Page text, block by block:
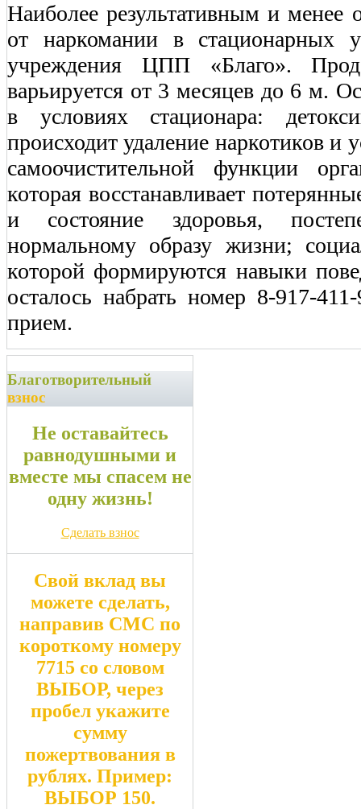
Наиболее результативным и менее
от наркомании в стационарных
учреждения ЦПП «Благо».
варьируется от 3 месяцев до 6 м.
в условиях стационара:
происходит удаление наркотиков и
самоочистительной функции
которая восстанавливает
и состояние здоровья,
нормальному образу жизни;
которой формируются навыки
осталось набрать номер 8-917-
прием.
Благотворительный
взнос
Не оставайтесь
равнодушными и
вместе мы спасем не
одну жизнь!
Сделать взнос
Свой вклад вы
можете сделать,
направив СМС по
короткому номеру
7715 со словом
ВЫБОР, через
пробел укажите
сумму
пожертвования в
рублях. Пример:
ВЫБОР 150.